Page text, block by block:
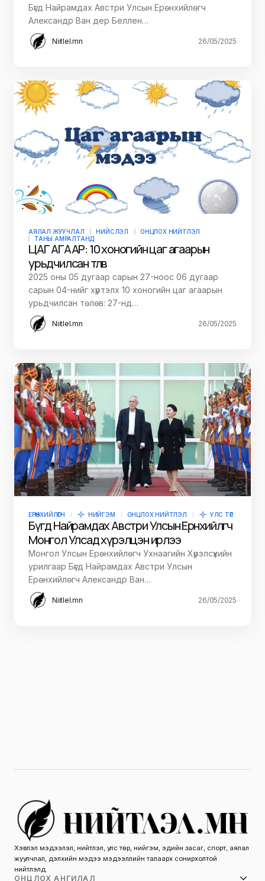
Бүгд Найрамдах Австри Улсын Ерөнхийлөгч
Александр Ван дер Беллен…
Niitlel.mn 26/05/2025
АЯЛАЛ ЖУУЧЛАЛ НИЙСЛЭЛ
ОНЦЛОХ НИЙТЛЭЛ
ТАНЫ АМРАЛТАНД
ЦАГ АГААР: 10 хоногийн цаг агаарын
урьдчилсан төлөв
2025 оны 05 дугаар сарын 27-ноос 06 дугаар
сарын 04-нийг хүртэлх 10 хоногийн цаг агаарын
урьдчилсан төлөв: 27-нд…
Niitlel.mn 26/05/2025
ЕРӨНХИЙЛӨГЧ НИЙГЭМ ОНЦЛОХ НИЙТЛЭЛ УЛС ТӨР
Бүгд Найрамдах Австри Улсын Ерөнхийлөгч
Монгол Улсад хүрэлцэн ирлээ
Монгол Улсын Ерөнхийлөгч Ухнаагийн Хүрэлсүхийн
урилгаар Бүгд Найрамдах Австри Улсын
Ерөнхийлөгч Александр Ван…
Niitlel.mn 26/05/2025
Хэвлэл мэдээлэл, нийтлэл, улс төр, нийгэм, эдийн засаг, спорт, аялал
жуулчлал, дэлхийн мэдээ мэдээллийн талаарх сонирхолтой
нийтлэлүүд.
ОНЦЛОХ АНГИЛАЛ